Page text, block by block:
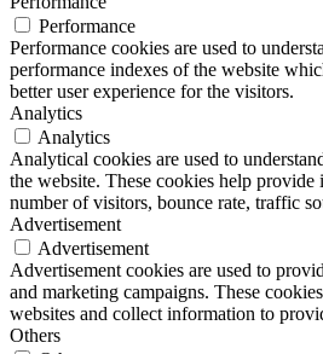
Performance
Performance cookies are used to
performance indexes of the website
better user experience for the visitors.
Analytics
Analytics
Analytical cookies are used to
the website. These cookies help
number of visitors, bounce rate, traffic
Advertisement
Advertisement
Advertisement cookies are used to
and marketing campaigns. These
websites and collect information to
Others